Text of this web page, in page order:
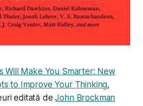
Will Make You Smarter: New
to Improve Your Thinking,
editată deJohn Brockman